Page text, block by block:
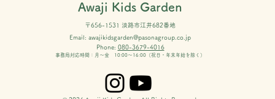
8月のランチ
Awaji Kids Garden
〒656-1531 淡路市江井682番地
Email: awajikidsgarden@pasonagroup.co.jp
Phone: 080-3679-4016
事務局対応時間：月～金 10:00～16:00（祝日・年末年始を除く）